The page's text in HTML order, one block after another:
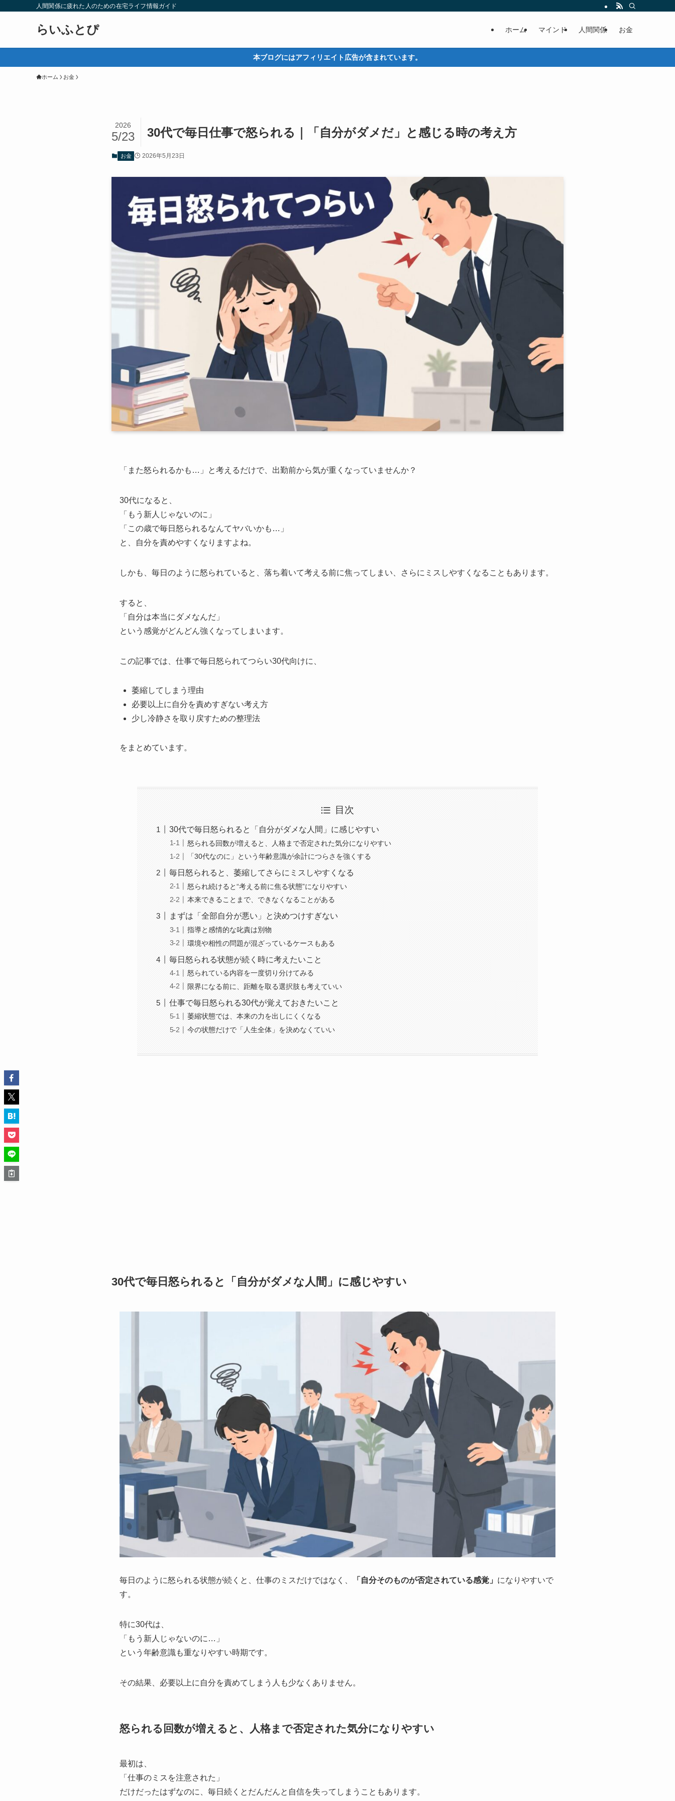
人間関係に疲れた人のための在宅ライフ情報ガイド
らいふとぴ ホーム マインド 人間関係 お金
本ブログにはアフィリエイト広告が含まれています。
ホーム お金
30代で毎日仕事で怒られる｜「自分がダメだ」と感じる時の考え方
2026
5/23
お金 2026年5月23日
「また怒られるかも…」と考えるだけで、出勤前から気が重くなっていませんか？
30代になると、
「もう新人じゃないのに」
「この歳で毎日怒られるなんてヤバいかも…」
と、自分を責めやすくなりますよね。
しかも、毎日のように怒られていると、落ち着いて考える前に焦ってしまい、さらにミスしやすくなることもあります。
すると、
「自分は本当にダメなんだ」
という感覚がどんどん強くなってしまいます。
この記事では、仕事で毎日怒られてつらい30代向けに、
萎縮してしまう理由
必要以上に自分を責めすぎない考え方
少し冷静さを取り戻すための整理法
をまとめています。
目次
30代で毎日怒られると「自分がダメな人間」に感じやすい
怒られる回数が増えると、人格まで否定された気分になりやすい
「30代なのに」という年齢意識が余計につらさを強くする
毎日怒られると、萎縮してさらにミスしやすくなる
怒られ続けると“考える前に焦る状態”になりやすい
本来できることまで、できなくなることがある
まずは「全部自分が悪い」と決めつけすぎない
指導と感情的な叱責は別物
環境や相性の問題が混ざっているケースもある
毎日怒られる状態が続く時に考えたいこと
怒られている内容を一度切り分けてみる
限界になる前に、距離を取る選択肢も考えていい
仕事で毎日怒られる30代が覚えておきたいこと
萎縮状態では、本来の力を出しにくくなる
今の状態だけで「人生全体」を決めなくていい
30代で毎日怒られると「自分がダメな人間」に感じやすい
毎日のように怒られる状態が続くと、仕事のミスだけではなく、 「自分そのものが否定されている感覚」 になりやすいで
す。
特に30代は、
「もう新人じゃないのに…」
という年齢意識も重なりやすい時期です。
その結果、必要以上に自分を責めてしまう人も少なくありません。
怒られる回数が増えると、人格まで否定された気分になりやすい
最初は、
「仕事のミスを注意された」
だけだったはずなのに、毎日続くとだんだんと自信を失ってしまうこともあります。